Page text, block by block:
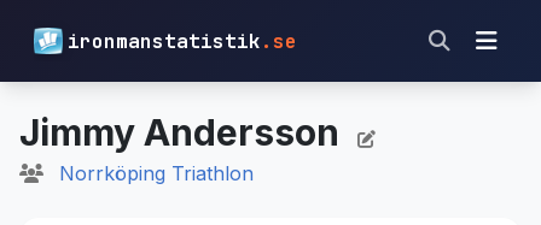
ironmanstatistik.se
Jimmy Andersson
Norrköping Triathlon